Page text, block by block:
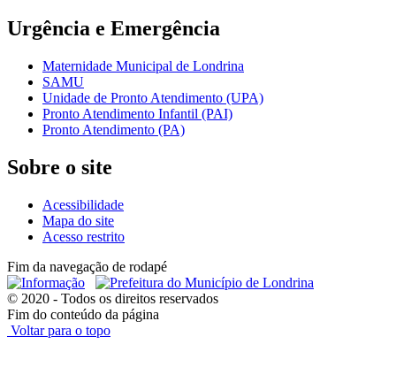
Urgência e Emergência
Maternidade Municipal de Londrina
SAMU
Unidade de Pronto Atendimento (UPA)
Pronto Atendimento Infantil (PAI)
Pronto Atendimento (PA)
Sobre o site
Acessibilidade
Mapa do site
Acesso restrito
Fim da navegação de rodapé
© 2020 - Todos os direitos reservados
Fim do conteúdo da página
Voltar para o topo